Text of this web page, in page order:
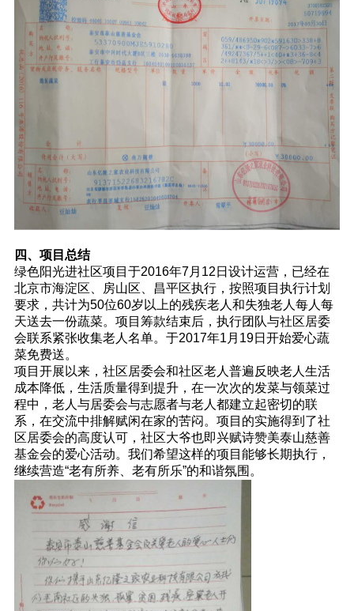
四、项目总结
绿色阳光进社区项目于2016年7月12日设计运营，已经在
北京市海淀区、房山区、昌平区执行，按照项目执行计划
要求，共计为50位60岁以上的残疾老人和失独老人每人每
天送去一份蔬菜。项目筹款结束后，执行团队与社区居委
会联系紧张收集老人名单。于2017年1月19日开始爱心蔬
菜免费送。
项目开展以来，社区居委会和社区老人普遍反映老人生活
成本降低，生活质量得到提升，在一次次的发菜与领菜过
程中，老人与居委会与志愿者与老人都建立起密切的联
系，在交流中排解赋闲在家的苦闷。项目的实施得到了社
区居委会的高度认可，社区大爷也即兴赋诗赞美泰山慈善
基金会的爱心活动。我们希望这样的项目能够长期执行，
继续营造“老有所养、老有所乐”的和谐氛围。